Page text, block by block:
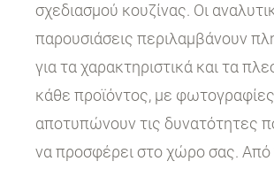
σχεδιασμού κουζίνας. Οι
παρουσιάσεις περιλαμβάνουν
για τα χαρακτηριστικά και τα
κάθε προϊόντος, με
αποτυπώνουν τις δυνατότητες
να προσφέρει στο χώρο σας. Από